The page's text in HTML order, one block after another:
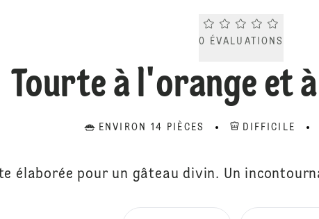
Current rating
0 ÉVALUATIONS
Tourte à l'orange et
ENVIRON 14 PIÈCES DIFFICILE
élaborée pour un gâteau divin. Un